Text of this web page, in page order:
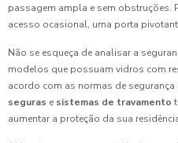
passagem ampla e sem obstruções.
acesso ocasional, uma porta
Não se esqueça de analisar a
modelos que possuam vidros com
acordo com as normas de
seguras e sistemas de travamento
aumentar a proteção da sua